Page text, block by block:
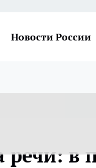
Новости России
в